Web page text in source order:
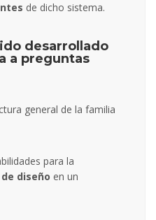
de dicho sistema.
desarrollado
a preguntas
general de la familia
para la
diseño en un